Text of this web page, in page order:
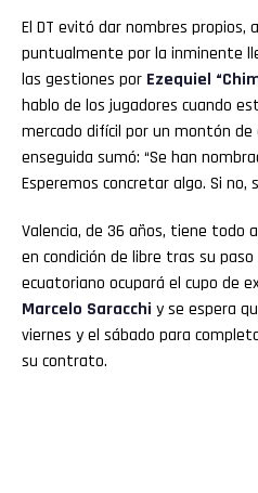
El DT evitó dar nombres propios,
puntualmente por la inminente
las gestiones por Ezequiel
hablo de los jugadores cuando
mercado difícil por un montón de
enseguida sumó: “Se han
Esperemos concretar algo. Si no,
Valencia, de 36 años, tiene todo
en condición de libre tras su
ecuatoriano ocupará el cupo de
Marcelo Saracchi y se espera
viernes y el sábado para
su contrato.